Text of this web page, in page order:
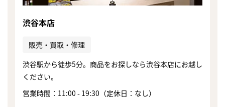
渋谷本店
販売・買取・修理
渋谷駅から徒歩5分。商品をお探しなら渋谷本店にお越し
ください。
営業時間：11:00 - 19:30（定休日：なし）